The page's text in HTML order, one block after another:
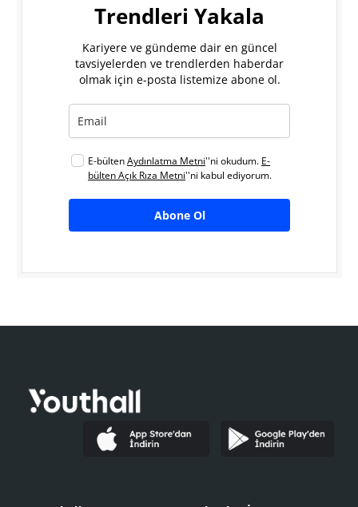
Trendleri Yakala
Kariyere ve gündeme dair en güncel
tavsiyelerden ve trendlerden haberdar
olmak için e-posta listemize abone ol.
E-bültenAydınlatma Metni''ni okudum. E-
bülten Açık Rıza Metni''ni kabul ediyorum.
Abone Ol